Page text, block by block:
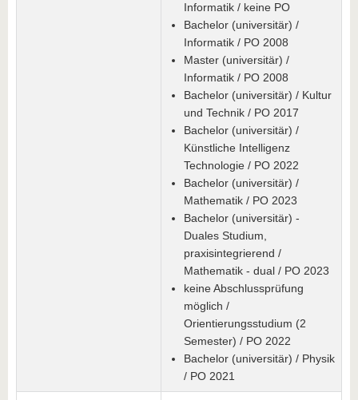
Informatik / keine PO
Bachelor (universitär) /
Informatik / PO 2008
Master (universitär) /
Informatik / PO 2008
Bachelor (universitär) / Kultur
und Technik / PO 2017
Bachelor (universitär) /
Künstliche Intelligenz
Technologie / PO 2022
Bachelor (universitär) /
Mathematik / PO 2023
Bachelor (universitär) -
Duales Studium,
praxisintegrierend /
Mathematik - dual / PO 2023
keine Abschlussprüfung
möglich /
Orientierungsstudium (2
Semester) / PO 2022
Bachelor (universitär) / Physik
/ PO 2021